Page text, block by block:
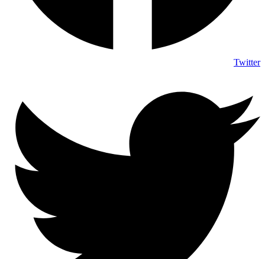
Twitter